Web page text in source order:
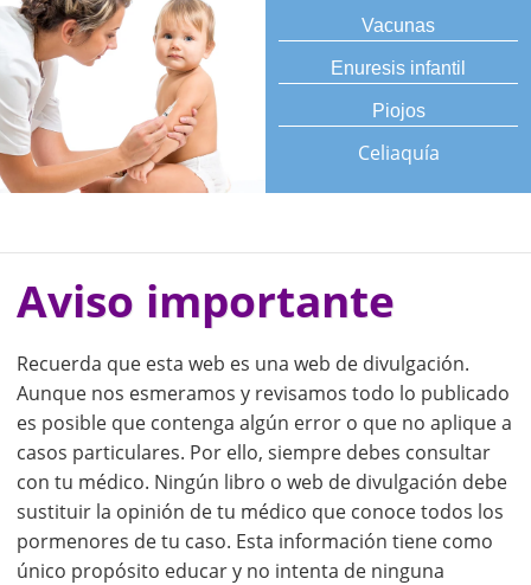
Vacunas
Enuresis infantil
Piojos
Celiaquía
Aviso importante
Recuerda que esta web es una web de divulgación.
Aunque nos esmeramos y revisamos todo lo publicado
es posible que contenga algún error o que no aplique a
casos particulares. Por ello, siempre debes consultar
con tu médico. Ningún libro o web de divulgación debe
sustituir la opinión de tu médico que conoce todos los
pormenores de tu caso. Esta información tiene como
único propósito educar y no intenta de ninguna